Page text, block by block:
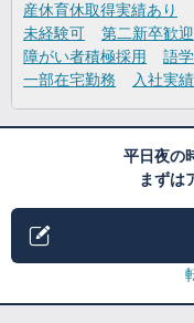
産休育休取得実績あり
未経験可
第二新卒歓迎
障がい者積極採用
語
一部在宅勤務
入社実
平日夜の
まずは